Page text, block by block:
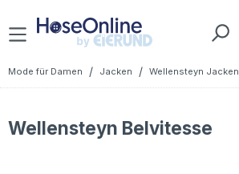
Zum Hauptinhalt springen
Mode für Damen / Jacken / Wellensteyn Jacken
Wellensteyn Belvitesse